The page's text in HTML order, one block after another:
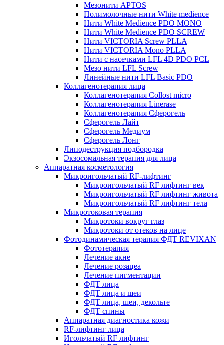
Мезонити APTOS
Полимолочные нити White medience
Нити White Medience PDO MONO
Нити White Medience PDO SCREW
Нити VICTORIA Screw PLLA
Нити VICTORIA Mono PLLA
Нити с насечками LFL 4D PDO PCL
Мезо нити LFL Screw
Линейные нити LFL Basic PDO
Коллагенотерапия лица
Коллагенотерапия Collost micro
Коллагенотерапия Linerase
Коллагенотерапия Сферогель
Сферогель Лайт
Сферогель Медиум
Сферогель Лонг
Липодеструкция подбородка
Экзосомальная терапия для лица
Аппаратная косметология
Микроигольчатый RF-лифтинг
Микроигольчатый RF лифтинг век
Микроигольчатый RF лифтинг живота
Микроигольчатый RF лифтинг тела
Микротоковая терапия
Микротоки вокруг глаз
Микротоки от отеков на лице
Фотодинамическая терапия ФДТ REVIXAN
Фототерапия
Лечение акне
Лечение розацеа
Лечение пигментации
ФДТ лица
ФДТ лица и шеи
ФДТ лица, шеи, декольте
ФДТ спины
Аппаратная диагностика кожи
RF-лифтинг лица
Игольчатый RF лифтинг